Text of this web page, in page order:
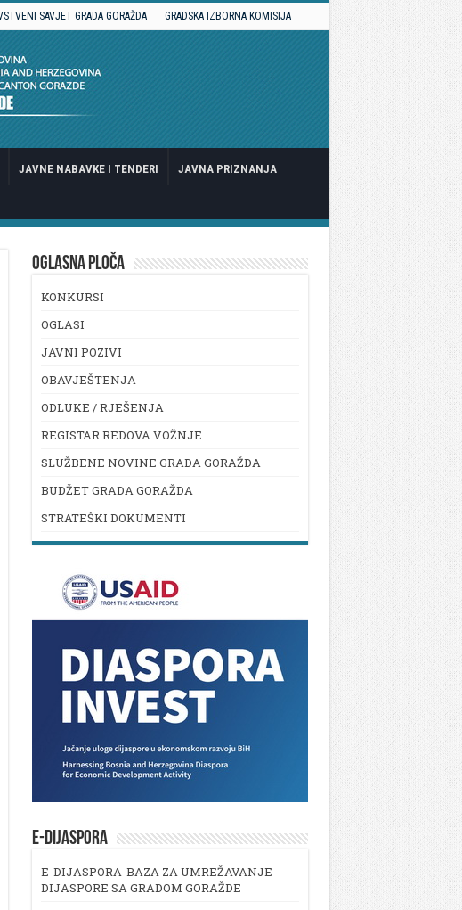
SAVJET GRADA GORAŽDA GRADSKA IZBORNA KOMISIJA
JAVNE NABAVKE I TENDERI JAVNA PRIZNANJA
OGLASNA PLOČA
KONKURSI
OGLASI
JAVNI POZIVI
OBAVJEŠTENJA
ODLUKE / RJEŠENJA
REGISTAR REDOVA VOŽNJE
SLUŽBENE NOVINE GRADA GORAŽDA
BUDŽET GRADA GORAŽDA
STRATEŠKI DOKUMENTI
E-DIJASPORA
E-DIJASPORA-BAZA ZA UMREŽAVANJE
DIJASPORE SA GRADOM GORAŽDE